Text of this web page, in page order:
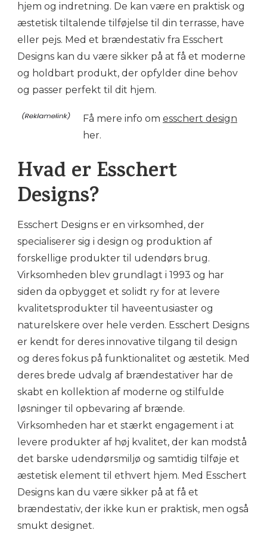
hjem og indretning. De kan være en praktisk og
æstetisk tiltalende tilføjelse til din terrasse, have
eller pejs. Med et brændestativ fra Esschert
Designs kan du være sikker på at få et moderne
og holdbart produkt, der opfylder dine behov
og passer perfekt til dit hjem.
Få mere info om esschert design
her.
Hvad er Esschert
Designs?
Esschert Designs er en virksomhed, der
specialiserer sig i design og produktion af
forskellige produkter til udendørs brug.
Virksomheden blev grundlagt i 1993 og har
siden da opbygget et solidt ry for at levere
kvalitetsprodukter til haveentusiaster og
naturelskere over hele verden. Esschert Designs
er kendt for deres innovative tilgang til design
og deres fokus på funktionalitet og æstetik. Med
deres brede udvalg af brændestativer har de
skabt en kollektion af moderne og stilfulde
løsninger til opbevaring af brænde.
Virksomheden har et stærkt engagement i at
levere produkter af høj kvalitet, der kan modstå
det barske udendørsmiljø og samtidig tilføje et
æstetisk element til ethvert hjem. Med Esschert
Designs kan du være sikker på at få et
brændestativ, der ikke kun er praktisk, men også
smukt designet.